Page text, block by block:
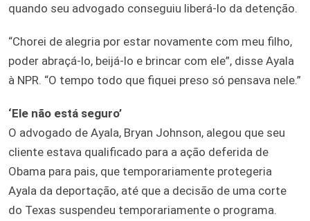
quando seu advogado conseguiu liberá-lo da detenção.
“Chorei de alegria por estar novamente com meu filho,
poder abraçá-lo, beijá-lo e brincar com ele”, disse Ayala
à NPR. “O tempo todo que fiquei preso só pensava nele.”
‘Ele não está seguro’
O advogado de Ayala, Bryan Johnson, alegou que seu
cliente estava qualificado para a ação deferida de
Obama para pais, que temporariamente protegeria
Ayala da deportação, até que a decisão de uma corte
do Texas suspendeu temporariamente o programa.